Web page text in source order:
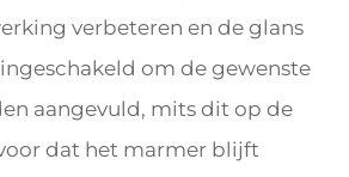
verbeteren en de glans
om de gewenste
aangevuld, mits dit op de
dat het marmer blijft